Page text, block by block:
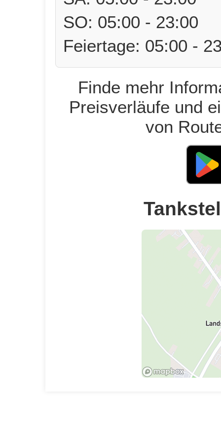
SO: 05:00 - 23:00
Feiertage: 05:00 -
Finde mehr
Preisverläufe und
von